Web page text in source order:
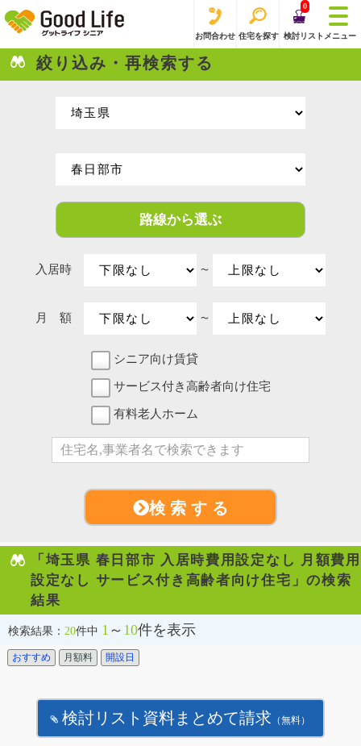
お問合わせ 住宅を探す
0
検討リスト メニュー
絞り込み・再検索する
路線から選ぶ
入居時 〜
月 額 〜
シニア向け賃貸
サービス付き高齢者向け住宅
有料老人ホーム
検 索 す る
「埼玉県 春日部市 入居時費用設定なし 月額費用
設定なし サービス付き高齢者向け住宅」の検索
結果
検索結果： 20件中 1 ～ 10件を表示
おすすめ 月額料 開設日
検討リスト資料まとめて請求 （無料）